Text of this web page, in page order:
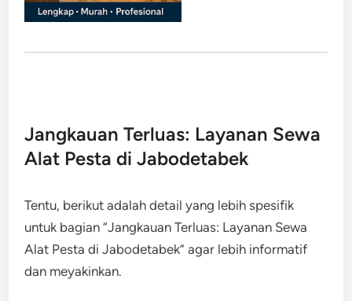
Jangkauan Terluas: Layanan Sewa
Alat Pesta di Jabodetabek
Tentu, berikut adalah detail yang lebih spesifik
untuk bagian “Jangkauan Terluas: Layanan Sewa
Alat Pesta di Jabodetabek” agar lebih informatif
dan meyakinkan.